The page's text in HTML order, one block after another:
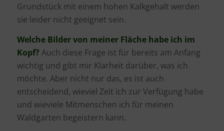
Grundstück mit einem hohen Kalkgehalt werden
sie leider nicht geeignet sein.
Welche Bilder von meiner Fläche habe ich im
Kopf? Auch diese Frage ist für bereits am Anfang
wichtig und gibt mir Klarheit darüber, was ich
möchte. Aber nicht nur das, es ist auch
entscheidend, wieviel Zeit ich zur Verfügung habe
und wieviele Mitmenschen ich für meinen
Waldgarten begeistern kann.